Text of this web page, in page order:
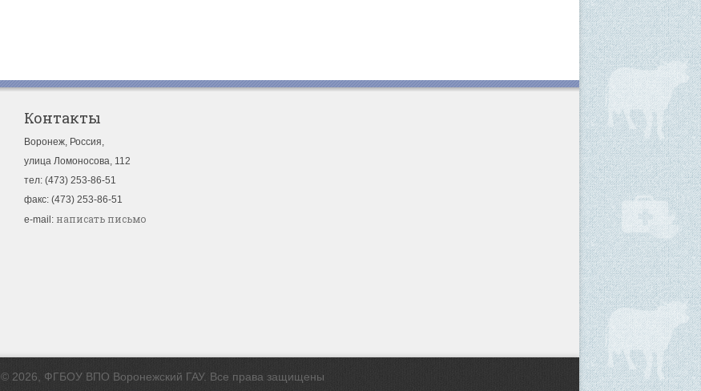
Контакты
Воронеж, Россия,
улица Ломоносова, 112
тел: (473) 253-86-51
факс: (473) 253-86-51
e-mail: написать письмо
© 2026, ФГБОУ ВПО Воронежский ГАУ. Все права защищены